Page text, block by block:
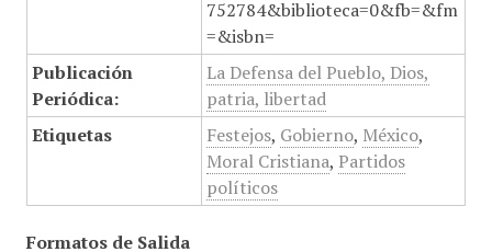
752784&biblioteca=0&fb=&fm
=&isbn=
Publicación
Periódica:
La Defensa del Pueblo, Dios,
patria, libertad
Etiquetas
Festejos, Gobierno, México,
Moral Cristiana, Partidos
políticos
Formatos de Salida